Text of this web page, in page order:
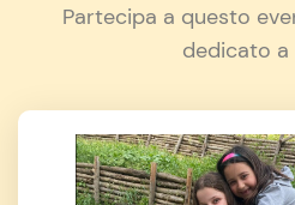
Partecipa a questo
dedicato a